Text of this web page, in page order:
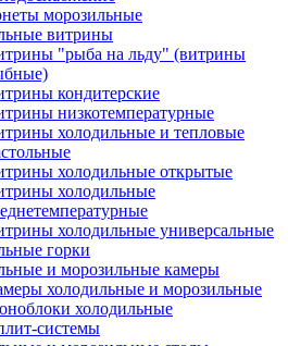
морозильные
витрины
"рыба на льду" (витрины
кондитерские
низкотемпературные
холодильные и тепловые
холодильные открытые
холодильные
холодильные универсальные
горки
и морозильные камеры
холодильные и морозильные
холодильные
системы